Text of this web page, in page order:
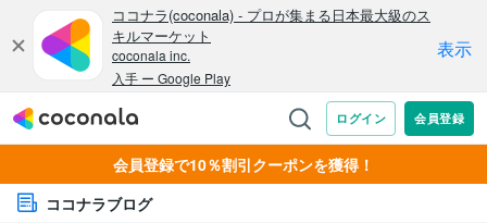
会員登録で10％割引クーポンを獲得！
ココナラブログ